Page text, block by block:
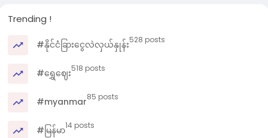
Trending !
#နိုင်ငံခြားငွေလဲလှယ်နှုန်း528 posts
#ရွှေဈေး518 posts
#myanmar85 posts
#မြန်မာ14 posts